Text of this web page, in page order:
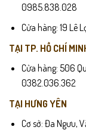
0985.838.028
Cửa hàng: 19 Lê
TẠI TP. HỒ CHÍ
Cửa hàng: 506
0382.036.362
TẠI HƯNG YÊN
Cơ sở: Đa Ngưu,